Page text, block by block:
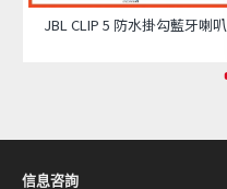
JBL CLIP 5 防水掛勾藍牙喇叭
信息咨詢